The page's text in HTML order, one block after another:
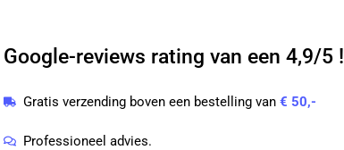
446-
|
S1
Google-reviews rating van een 4,9/5 !
Gratis verzending boven een bestelling van€ 50,-
Professioneel advies.